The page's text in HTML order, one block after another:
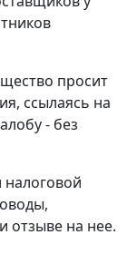
просит
ссылаясь на
- без
налоговой
отзыве на нее.